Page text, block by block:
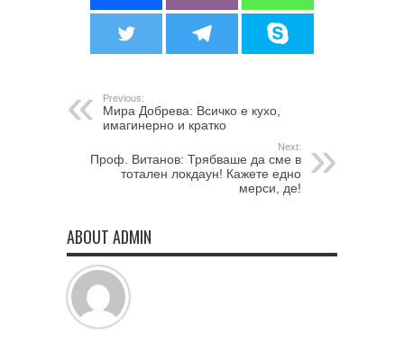
Previous:
Мира Добрева: Всичко е кухо,
имагинерно и кратко
Next:
Проф. Витанов: Трябваше да сме в
тотален локдаун! Кажете едно
мерси, де!
ABOUT ADMIN